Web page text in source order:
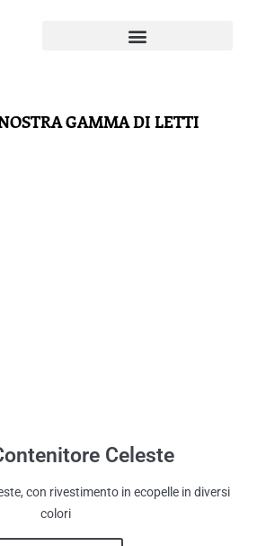
GAMMA DI LETTI
Celeste
con rivestimento in ecopelle in diversi
colori